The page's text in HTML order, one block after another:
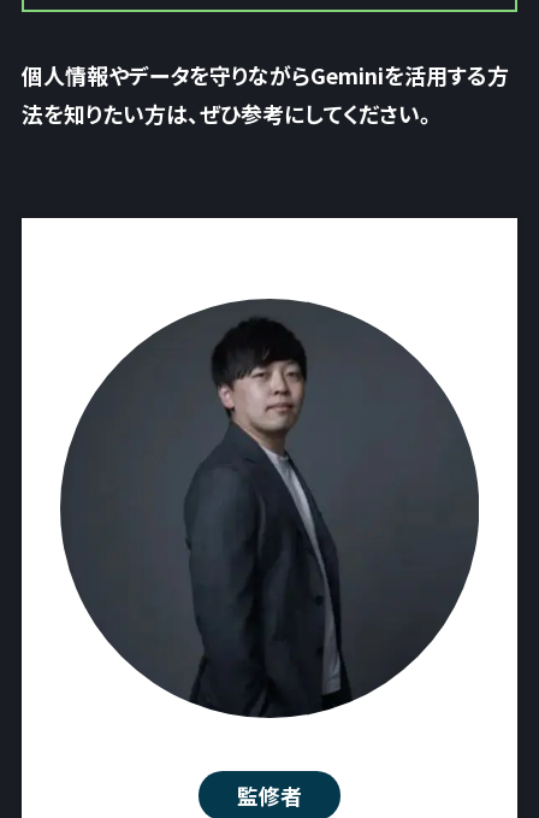
個人情報やデータを守りながらGeminiを活用する方
法を知りたい方は、ぜひ参考にしてください。
監修者